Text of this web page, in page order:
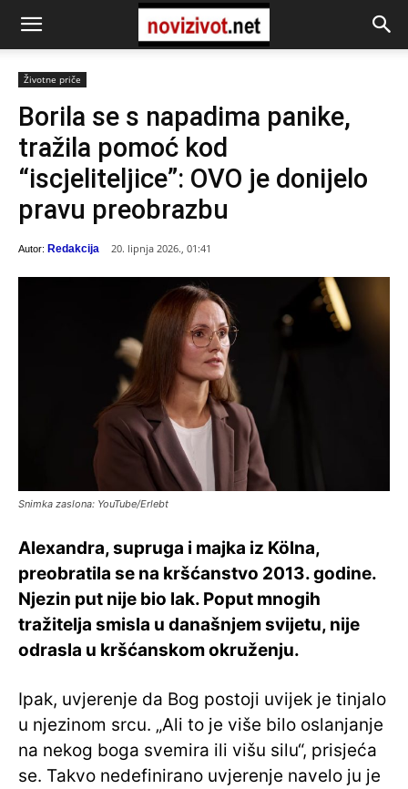
Životne priče
Borila se s napadima panike,
tražila pomoć kod
“iscjeliteljice”: OVO je donijelo
pravu preobrazbu
Autor: Redakcija 20. lipnja 2026., 01:41
Snimka zaslona: YouTube/Erlebt
Alexandra, supruga i majka iz Kölna,
preobratila se na kršćanstvo 2013. godine.
Njezin put nije bio lak. Poput mnogih
tražitelja smisla u današnjem svijetu, nije
odrasla u kršćanskom okruženju.
Ipak, uvjerenje da Bog postoji uvijek je tinjalo
u njezinom srcu. „Ali to je više bilo oslanjanje
na nekog boga svemira ili višu silu“, prisjeća
se. Takvo nedefinirano uvjerenje navelo ju je